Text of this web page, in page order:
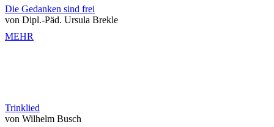
Die Gedanken sind frei
von Dipl.-Päd. Ursula Brekle
MEHR
Trinklied
von Wilhelm Busch